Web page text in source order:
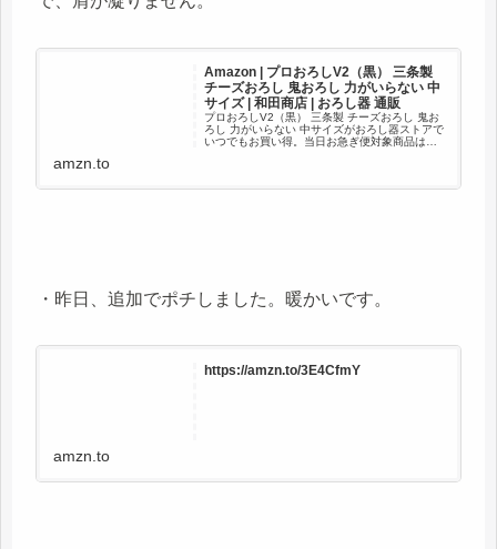
Amazon | プロおろしV2（黒） 三条製
チーズおろし 鬼おろし 力がいらない 中
サイズ | 和田商店 | おろし器 通販
プロおろしV2（黒） 三条製 チーズおろし 鬼お
ろし 力がいらない 中サイズがおろし器ストアで
いつでもお買い得。当日お急ぎ便対象商品は、
amzn.to
・昨日、追加でポチしました。暖かいです。
https://amzn.to/3E4CfmY
amzn.to